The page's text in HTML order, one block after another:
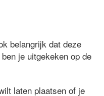
belangrijk dat deze
je uitgekeken op de
laten plaatsen of je